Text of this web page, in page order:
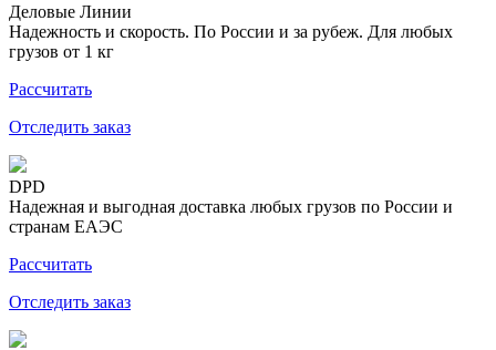
Деловые Линии
Надежность и скорость. По России и за рубеж. Для любых
грузов от 1 кг
Рассчитать
Отследить заказ
DPD
Надежная и выгодная доставка любых грузов по России и
странам ЕАЭС
Рассчитать
Отследить заказ